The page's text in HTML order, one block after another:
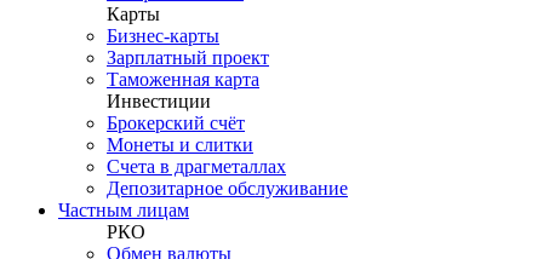
Карты
Бизнес-карты
Зарплатный проект
Таможенная карта
Инвестиции
Брокерский счёт
Монеты и слитки
Счета в драгметаллах
Депозитарное обслуживание
Частным лицам
РКО
Обмен валюты